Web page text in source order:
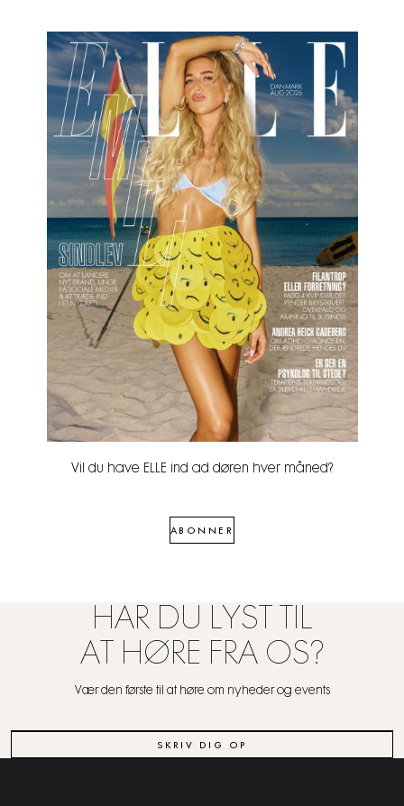
Vil du have ELLE ind ad døren hver måned?
ABONNER
HAR DU LYST TIL
AT HØRE FRA OS?
Vær den første til at høre om nyheder og events
SKRIV DIG OP